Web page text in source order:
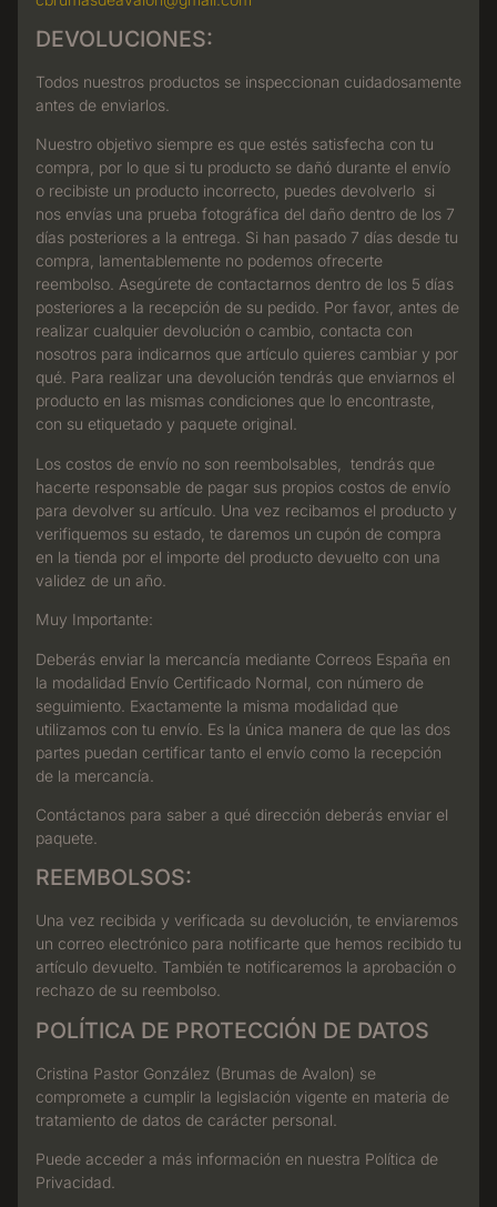
DEVOLUCIONES:
Todos nuestros productos se inspeccionan cuidadosamente
antes de enviarlos.
Nuestro objetivo siempre es que estés satisfecha con tu
compra, por lo que si tu producto se dañó durante el envío
o recibiste un producto incorrecto, puedes devolverlo si
nos envías una prueba fotográfica del daño dentro de los 7
días posteriores a la entrega. Si han pasado 7 días desde tu
compra, lamentablemente no podemos ofrecerte
reembolso. Asegúrete de contactarnos dentro de los 5 días
posteriores a la recepción de su pedido. Por favor, antes de
realizar cualquier devolución o cambio, contacta con
nosotros para indicarnos que artículo quieres cambiar y por
qué. Para realizar una devolución tendrás que enviarnos el
producto en las mismas condiciones que lo encontraste,
con su etiquetado y paquete original.
Los costos de envío no son reembolsables, tendrás que
hacerte responsable de pagar sus propios costos de envío
para devolver su artículo. Una vez recibamos el producto y
verifiquemos su estado, te daremos un cupón de compra
en la tienda por el importe del producto devuelto con una
validez de un año.
Muy Importante:
Deberás enviar la mercancía mediante Correos España en
la modalidad Envío Certificado Normal, con número de
seguimiento. Exactamente la misma modalidad que
utilizamos con tu envío. Es la única manera de que las dos
partes puedan certificar tanto el envío como la recepción
de la mercancía.
Contáctanos para saber a qué dirección deberás enviar el
paquete.
REEMBOLSOS:
Una vez recibida y verificada su devolución, te enviaremos
un correo electrónico para notificarte que hemos recibido tu
artículo devuelto. También te notificaremos la aprobación o
rechazo de su reembolso.
POLÍTICA DE PROTECCIÓN DE DATOS
Cristina Pastor González (Brumas de Avalon) se
compromete a cumplir la legislación vigente en materia de
tratamiento de datos de carácter personal.
Puede acceder a más información en nuestra Política de
Privacidad.